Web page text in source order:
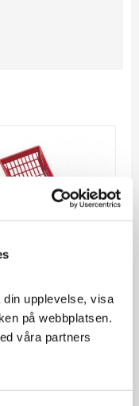
upplevelse, visa
på webbplatsen.
våra partners
Siktslev
Plast